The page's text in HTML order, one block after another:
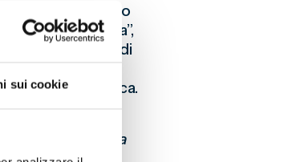
sui cookie
su tutti Fabrizio
per il Genoa”,
il mio Grifone
di
stadio Luigi
calcio e musica.
la stagione
La